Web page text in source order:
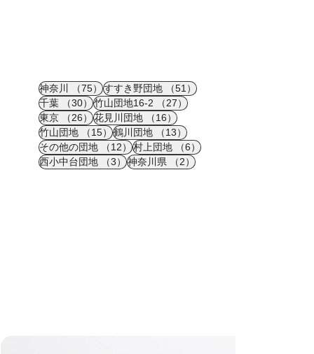
神奈川 （75）75件の記事
すすき野団地 （51）51件の記事
千葉
（30）30件の記事
竹山団地16-2 （27）27件の記事
東京
（26）26件の記事
花見川団地 （16）16件の記事
竹山団地
（15）15件の記事
鶴川団地 （13）13件の記事
その他の団地
（12）12件の記事
村上団地 （6）6件の記事
西小中台団地
（3）3件の記事
神奈川県 （2）2件の記事